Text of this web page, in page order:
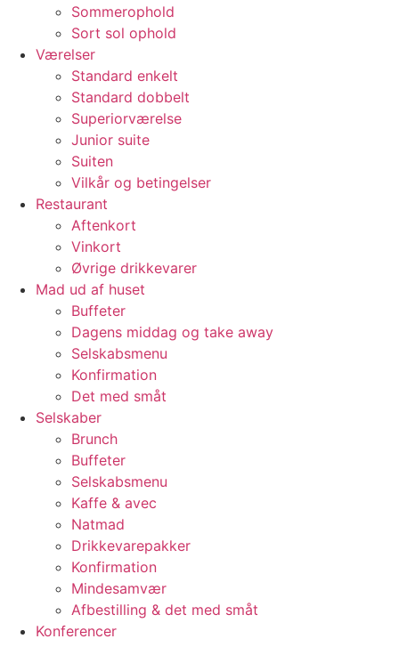
Sommerophold
Sort sol ophold
Værelser
Standard enkelt
Standard dobbelt
Superiorværelse
Junior suite
Suiten
Vilkår og betingelser
Restaurant
Aftenkort
Vinkort
Øvrige drikkevarer
Mad ud af huset
Buffeter
Dagens middag og take away
Selskabsmenu
Konfirmation
Det med småt
Selskaber
Brunch
Buffeter
Selskabsmenu
Kaffe & avec
Natmad
Drikkevarepakker
Konfirmation
Mindesamvær
Afbestilling & det med småt
Konferencer